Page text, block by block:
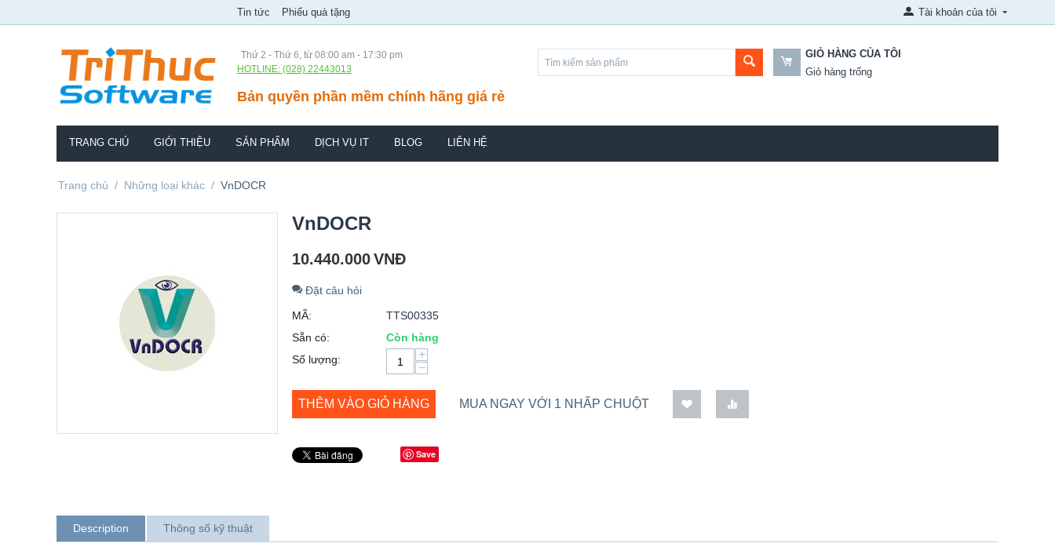
Tin tức Phiếu quà tặng Tài khoản của tôi
Thứ 2 - Thứ 6, từ 08:00 am - 17:30 pm
HOTLINE: (028) 22443013
Bản quyền phần mềm chính hãng giá rẻ
GIỎ HÀNG CỦA TÔI
Giỏ hàng trống
TRANG CHỦ GIỚI THIỆU SẢN PHẨM DỊCH VỤ IT BLOG LIÊN HỆ
Trang chủ / Những loại khác / VnDOCR
VnDOCR
10.440.000VNĐ
Đặt câu hỏi
MÃ:
TTS00335
Sẵn có:
Còn hàng
Số lượng:
+
−
THÊM VÀO GIỎ HÀNG MUA NGAY VỚI 1 NHẤP CHUỘT
Save
Description Thông số kỹ thuật